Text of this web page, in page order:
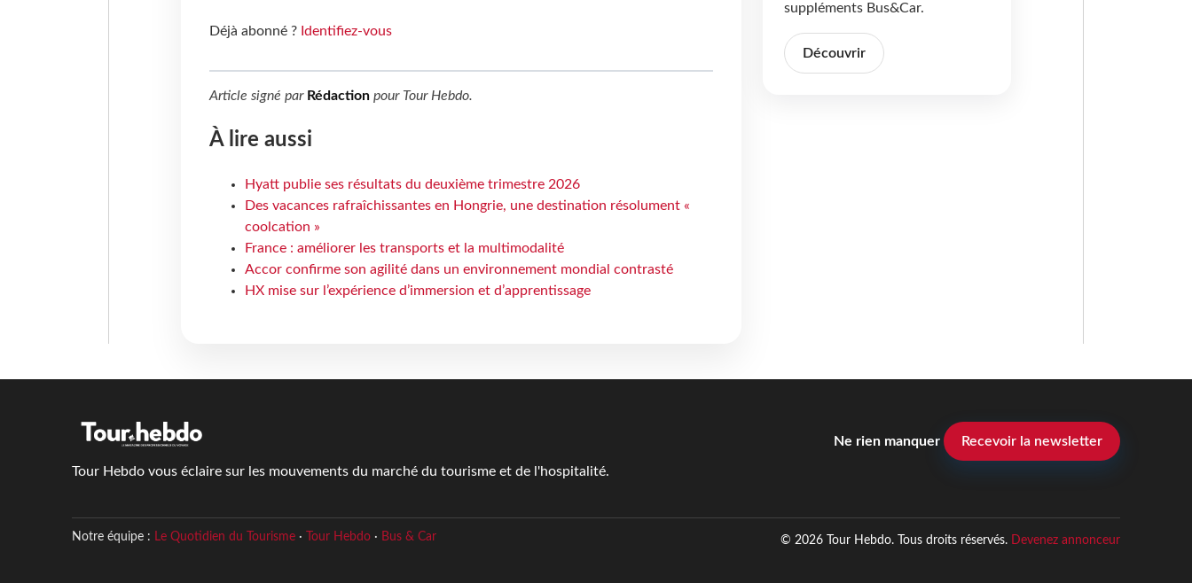
Déjà abonné ? Identifiez-vous
Article signé par Rédactionpour Tour Hebdo.
À lire aussi
Hyatt publie ses résultats du deuxième trimestre 2026
Des vacances rafraîchissantes en Hongrie, une destination résolument «
coolcation »
France : améliorer les transports et la multimodalité
Accor confirme son agilité dans un environnement mondial contrasté
HX mise sur l’expérience d’immersion et d’apprentissage
suppléments Bus&Car.
Découvrir
Tour Hebdo vous éclaire sur les mouvements du marché du tourisme et de l'hospitalité.
Ne rien manquer Recevoir la newsletter
Notre équipe : Le Quotidien du Tourisme· Tour Hebdo· Bus & Car © 2026 Tour Hebdo. Tous droits réservés. Devenez annonceur